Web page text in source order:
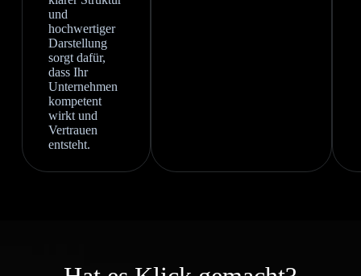
und
hochwertiger
Darstellung
sorgt dafür,
dass Ihr
Unternehmen
kompetent
wirkt und
Vertrauen
entsteht.